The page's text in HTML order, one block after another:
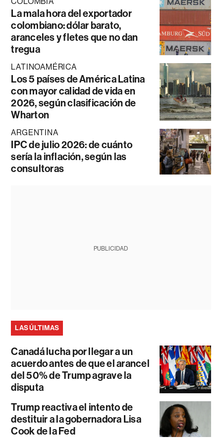
La mala hora del exportador
colombiano: dólar barato,
aranceles y fletes que no dan
tregua
LATINOAMÉRICA
Los 5 países de América Latina
con mayor calidad de vida en
2026, según clasificación de
Wharton
ARGENTINA
IPC de julio 2026: de cuánto
sería la inflación, según las
consultoras
PUBLICIDAD
LAS ÚLTIMAS
Canadá lucha por llegar a un
acuerdo antes de que el arancel
del 50% de Trump agrave la
disputa
Trump reactiva el intento de
destituir a la gobernadora Lisa
Cook de la Fed